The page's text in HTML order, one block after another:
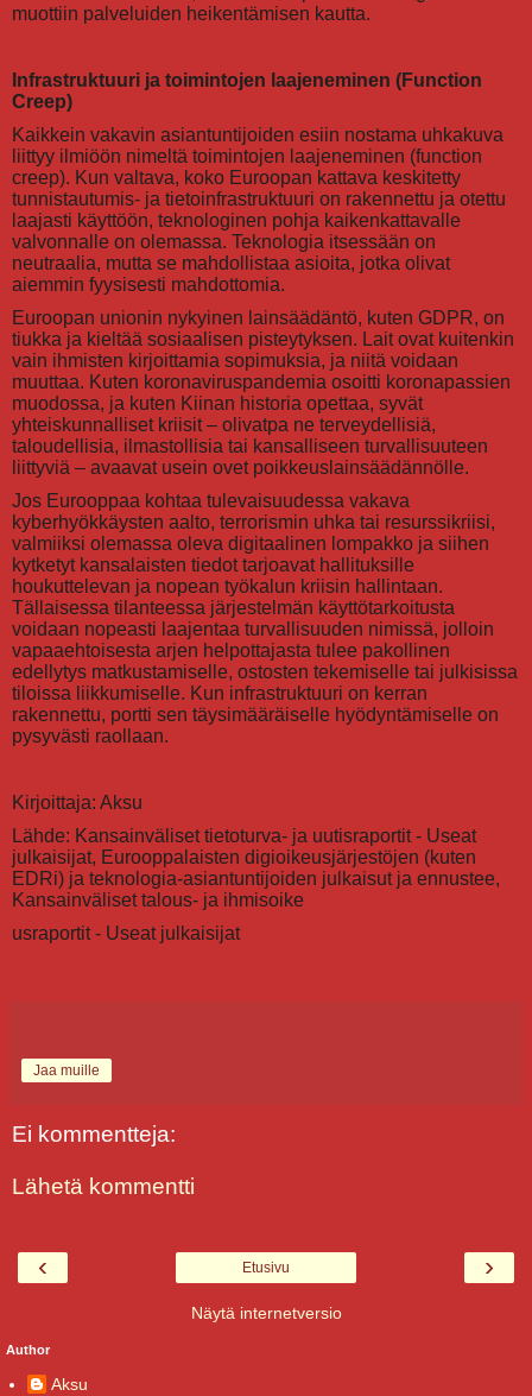
muottiin palveluiden heikentämisen kautta.
Infrastruktuuri ja toimintojen laajeneminen (Function
Creep)
Kaikkein vakavin asiantuntijoiden esiin nostama uhkakuva
liittyy ilmiöön nimeltä toimintojen laajeneminen (function
creep). Kun valtava, koko Euroopan kattava keskitetty
tunnistautumis- ja tietoinfrastruktuuri on rakennettu ja otettu
laajasti käyttöön, teknologinen pohja kaikenkattavalle
valvonnalle on olemassa. Teknologia itsessään on
neutraalia, mutta se mahdollistaa asioita, jotka olivat
aiemmin fyysisesti mahdottomia.
Euroopan unionin nykyinen lainsäädäntö, kuten GDPR, on
tiukka ja kieltää sosiaalisen pisteytyksen. Lait ovat kuitenkin
vain ihmisten kirjoittamia sopimuksia, ja niitä voidaan
muuttaa. Kuten koronaviruspandemia osoitti koronapassien
muodossa, ja kuten Kiinan historia opettaa, syvät
yhteiskunnalliset kriisit – olivatpa ne terveydellisiä,
taloudellisia, ilmastollisia tai kansalliseen turvallisuuteen
liittyviä – avaavat usein ovet poikkeuslainsäädännölle.
Jos Eurooppaa kohtaa tulevaisuudessa vakava
kyberhyökkäysten aalto, terrorismin uhka tai resurssikriisi,
valmiiksi olemassa oleva digitaalinen lompakko ja siihen
kytketyt kansalaisten tiedot tarjoavat hallituksille
houkuttelevan ja nopean työkalun kriisin hallintaan.
Tällaisessa tilanteessa järjestelmän käyttötarkoitusta
voidaan nopeasti laajentaa turvallisuuden nimissä, jolloin
vapaaehtoisesta arjen helpottajasta tulee pakollinen
edellytys matkustamiselle, ostosten tekemiselle tai julkisissa
tiloissa liikkumiselle. Kun infrastruktuuri on kerran
rakennettu, portti sen täysimääräiselle hyödyntämiselle on
pysyvästi raollaan.
Kirjoittaja: Aksu
Lähde: Kansainväliset tietoturva- ja uutisraportit - Useat
julkaisijat, Eurooppalaisten digioikeusjärjestöjen (kuten
EDRi) ja teknologia-asiantuntijoiden julkaisut ja ennustee,
Kansainväliset talous- ja ihmisoike
usraportit - Useat julkaisijat
Jaa muille
Ei kommentteja:
Lähetä kommentti
‹ ›
Etusivu
Näytä internetversio
Author
Aksu